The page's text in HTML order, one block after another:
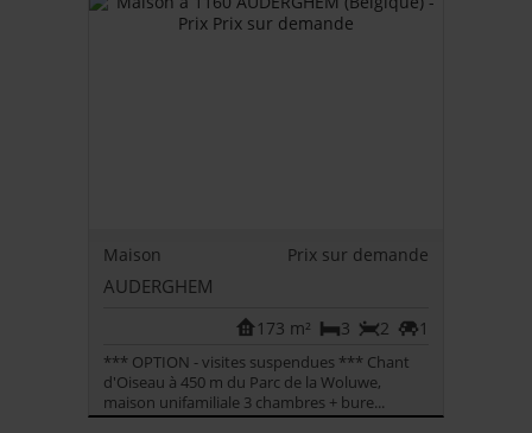
Maison Prix sur demande
AUDERGHEM
1
2
3
173 m²
*** OPTION - visites suspendues *** Chant
d'Oiseau à 450 m du Parc de la Woluwe,
maison unifamiliale 3 chambres + bure...